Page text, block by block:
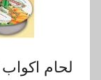
لحام اكواب